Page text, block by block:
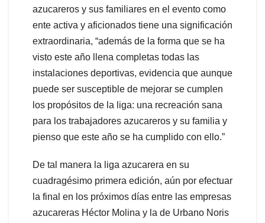
azucareros y sus familiares en el evento como
ente activa y aficionados tiene una significación
extraordinaria, “además de la forma que se ha
visto este año llena completas todas las
instalaciones deportivas, evidencia que aunque
puede ser susceptible de mejorar se cumplen
los propósitos de la liga: una recreación sana
para los trabajadores azucareros y su familia y
pienso que este año se ha cumplido con ello.”
De tal manera la liga azucarera en su
cuadragésimo primera edición, aún por efectuar
la final en los próximos días entre las empresas
azucareras Héctor Molina y la de Urbano Noris